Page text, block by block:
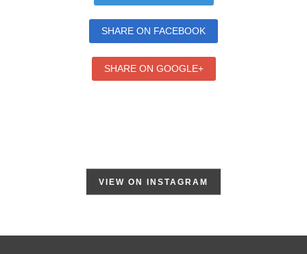
SHARE ON FACEBOOK
SHARE ON GOOGLE+
VIEW ON INSTAGRAM